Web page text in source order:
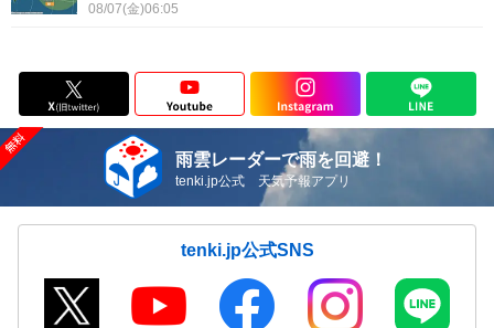
08/07(金)06:05
雨雲レーダーで雨を回避！
tenki.jp公式 天気予報アプリ
tenki.jp公式SNS